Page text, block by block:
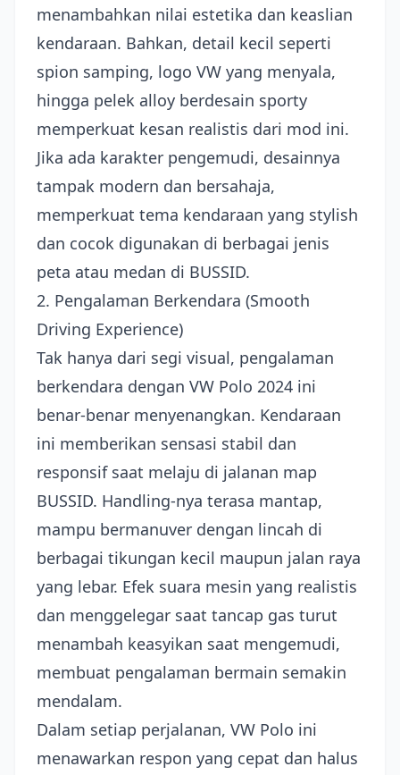
menambahkan nilai estetika dan keaslian
kendaraan. Bahkan, detail kecil seperti
spion samping, logo VW yang menyala,
hingga pelek alloy berdesain sporty
memperkuat kesan realistis dari mod ini.
Jika ada karakter pengemudi, desainnya
tampak modern dan bersahaja,
memperkuat tema kendaraan yang stylish
dan cocok digunakan di berbagai jenis
peta atau medan di BUSSID.
2. Pengalaman Berkendara (Smooth
Driving Experience)
Tak hanya dari segi visual, pengalaman
berkendara dengan VW Polo 2024 ini
benar-benar menyenangkan. Kendaraan
ini memberikan sensasi stabil dan
responsif saat melaju di jalanan map
BUSSID. Handling-nya terasa mantap,
mampu bermanuver dengan lincah di
berbagai tikungan kecil maupun jalan raya
yang lebar. Efek suara mesin yang realistis
dan menggelegar saat tancap gas turut
menambah keasyikan saat mengemudi,
membuat pengalaman bermain semakin
mendalam.
Dalam setiap perjalanan, VW Polo ini
menawarkan respon yang cepat dan halus